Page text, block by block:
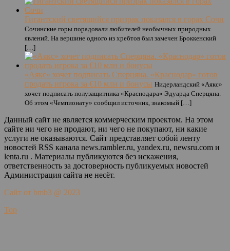
Гигантский светящийся призрак показался в горах Сочи
Сочинские горы порадовали любителей необычных природных
явлений. На вершине одного из хребтов был замечен Броккенский
[…]
«Аякс» хочет подписать Сперцяна. «Краснодар» готов
продать игрока за €10 млн и бонусы Нидерландский «Аякс»
хочет подписать полузащитника «Краснодара» Эдуарда Сперцяна.
Об этом «Чемпионату» сообщил источник, знакомый […]
Данный сайт не является коммерческим проектом. На этом
сайте ни чего не продают, ни чего не покупают, ни какие
услуги не оказываются. Сайт представляет собой ленту
новостей RSS канала news.rambler.ru, yandex.ru, newsru.com и
lenta.ru . Материалы публикуются без искажения,
ответственность за достоверность публикуемых новостей
Администрация сайта не несёт.
Сайт от bmb3 @ 2023
Top